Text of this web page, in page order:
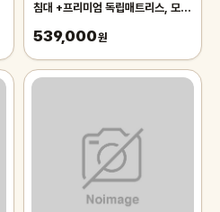
침대 +프리미엄 독립매트리스, 모카
539,000원